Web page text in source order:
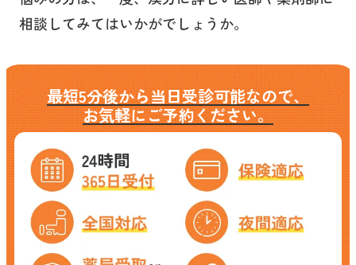
相談してみてはいかがでしょうか。
最短5分後から当日受診可能なので、
お気軽にご予約ください。